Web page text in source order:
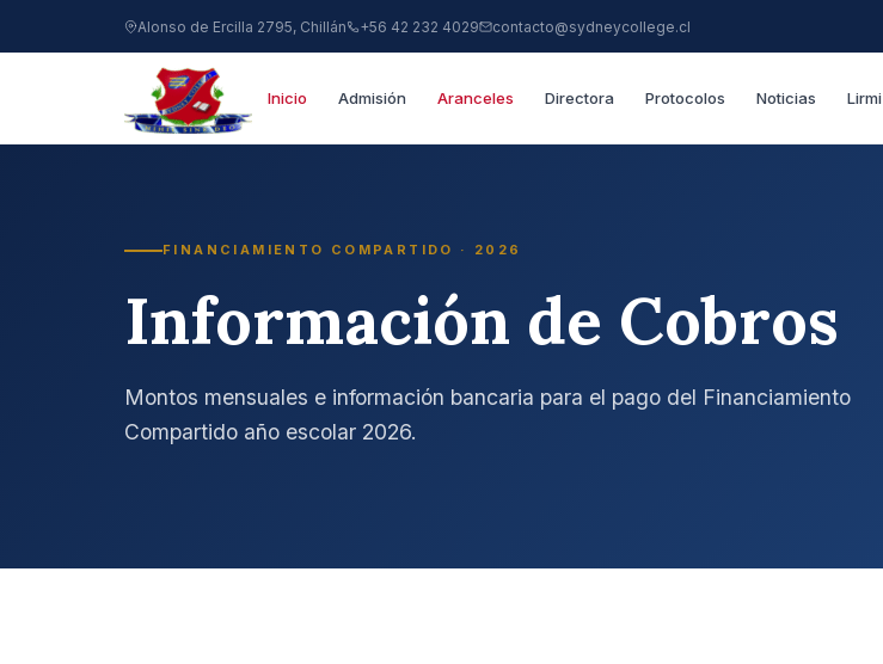
Alonso de Ercilla 2795, Chillán +56 42 232 4029 contacto@sydneycollege.cl
Inicio Admisión Aranceles Directora Protocolos Noticias Lirmi
FINANCIAMIENTO COMPARTIDO · 2026
Información de Cobros
Montos mensuales e información bancaria para el pago del Financiamiento
Compartido año escolar 2026.